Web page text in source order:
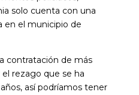
solo cuenta con una
en el municipio de
contratación de más
rezago que se ha
así podríamos tener